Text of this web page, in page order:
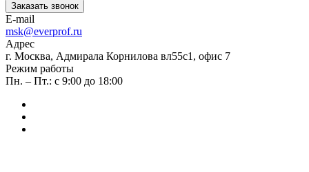
Заказать звонок
E-mail
msk@everprof.ru
Адрес
г. Москва, Адмирала Корнилова вл55с1, офис 7
Режим работы
Пн. – Пт.: с 9:00 до 18:00